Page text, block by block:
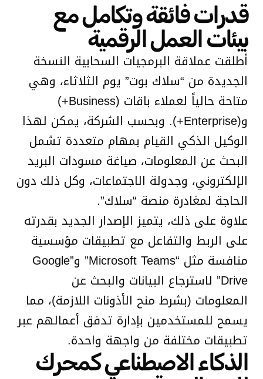
قدرات فائقة وتكامل مع
بيئات العمل الرقمية
أطلقت عملاقة البرمجيات السحابية النسخة
الجديدة من “سلاك بوت” يوم الثلاثاء، وهي
متاحة حالياً لعملاء باقات (Business+)
و(Enterprise+). وبحسب الشركة، يمكن لهذا
الوكيل الذكي القيام بمهام متعددة تشمل
البحث عن المعلومات، صياغة مسودات البريد
الإلكتروني، وجدولة الاجتماعات، وكل ذلك دون
الحاجة لمغادرة منصة “سلاك”.
علاوة على ذلك، يتميز الإصدار الجديد بقدرته
على الربط والتفاعل مع تطبيقات مؤسسية
منافسة مثل “Microsoft Teams” و”Google
Drive” لاسترجاع البيانات والبحث عن
المعلومات (بشرط منح الأذونات اللازمة)، مما
يسمح للمستخدمين بإدارة تدفق أعمالهم عبر
تطبيقات مختلفة من واجهة واحدة.
الذكاء الاصطناعي كمحرك